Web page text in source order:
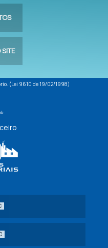
(Lei 9610 de 19/02/1998)